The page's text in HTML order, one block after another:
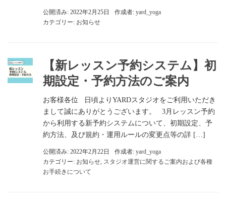
公開済み: 2022年2月25日 作成者: yard_yoga
カテゴリー: お知らせ
【新レッスン予約システム】初
期設定・予約方法のご案内
お客様各位 日頃よりYARDスタジオをご利用いただき
まして誠にありがとうございます。 3月レッスン予約
から利用する新予約システムについて、初期設定、予
約方法、及び規約・運用ルールの変更点等の詳 […]
公開済み: 2022年2月22日 作成者: yard_yoga
カテゴリー: お知らせ スタジオ運営に関するご案内および各種
お手続きについて